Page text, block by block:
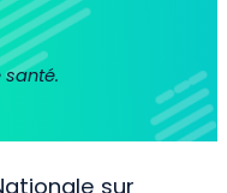
santé.